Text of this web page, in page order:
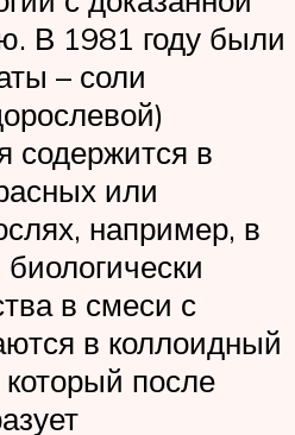
В 1981 году были
– соли
содержится в
или
например, в
в смеси с
в коллоидный
после